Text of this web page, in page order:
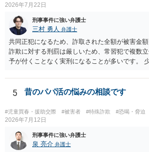
2026年7月22日
刑事事件に強い弁護士
三村 勇人 弁護士
共同正犯になるため、詐取された全額が被害金
詐欺に対する刑罰は厳しいため、常習犯で複数
予が付くことなく実刑になることが多いです。
す。 弁護士を介して共犯者数人で被害弁済を行
釈申請については、共犯なので、全て公判請求
が、個別具体的な事情により異なります。 弁護
わるため、刑事事件に精通している弁護人を選任
いたします。
5 昔のパパ活の悩みの相談です
#児童買春・援助交際 #被害者 #特殊詐欺 #恐喝・脅迫
2026年7月12日
刑事事件に強い弁護士
泉 亮介 弁護士